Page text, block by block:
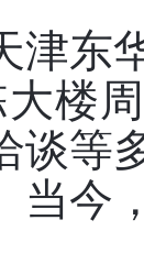
津东
楼
谈等
当今